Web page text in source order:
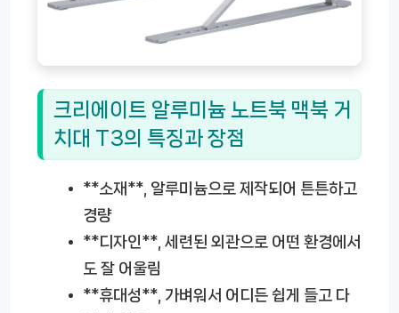
크리에이트 알루미늄 노트북 맥북 거
치대 T3의 특징과 장점
**소재**, 알루미늄으로 제작되어 튼튼하고
경량
**디자인**, 세련된 외관으로 어떤 환경에서
도 잘 어울림
**휴대성**, 가벼워서 어디든 쉽게 들고 다